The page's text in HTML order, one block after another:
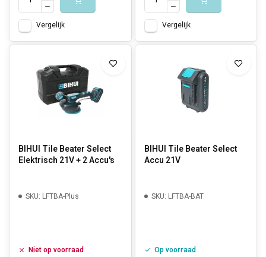
Vergelijk Vergelijk
BIHUI Tile Beater Select
Elektrisch 21V + 2 Accu's
SKU: LFTBA-Plus
Niet op voorraad
BIHUI Tile Beater Select
Accu 21V
SKU: LFTBA-BAT
Op voorraad